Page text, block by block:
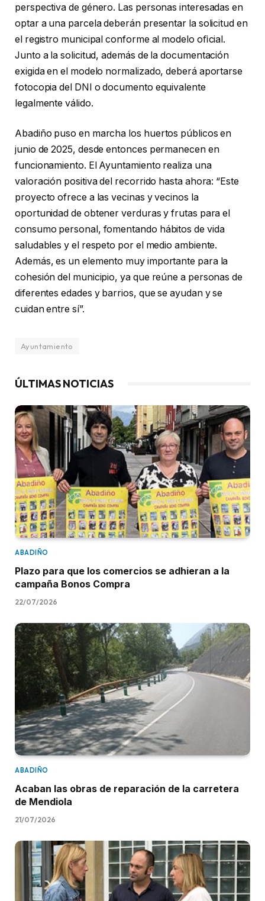
perspectiva de género. Las personas interesadas en
optar a una parcela deberán presentar la solicitud en
el registro municipal conforme al modelo oﬁcial.
Junto a la solicitud, además de la documentación
exigida en el modelo normalizado, deberá aportarse
fotocopia del DNI o documento equivalente
legalmente válido.
Abadiño puso en marcha los huertos públicos en
junio de 2025, desde entonces permanecen en
funcionamiento. El Ayuntamiento realiza una
valoración positiva del recorrido hasta ahora: “Este
proyecto ofrece a las vecinas y vecinos la
oportunidad de obtener verduras y frutas para el
consumo personal, fomentando hábitos de vida
saludables y el respeto por el medio ambiente.
Además, es un elemento muy importante para la
cohesión del municipio, ya que reúne a personas de
diferentes edades y barrios, que se ayudan y se
cuidan entre sí”.
Ayuntamiento
ÚLTIMAS NOTICIAS
ABADIÑO
Plazo para que los comercios se adhieran a la
campaña Bonos Compra
22/07/2026
ABADIÑO
Acaban las obras de reparación de la carretera
de Mendiola
21/07/2026